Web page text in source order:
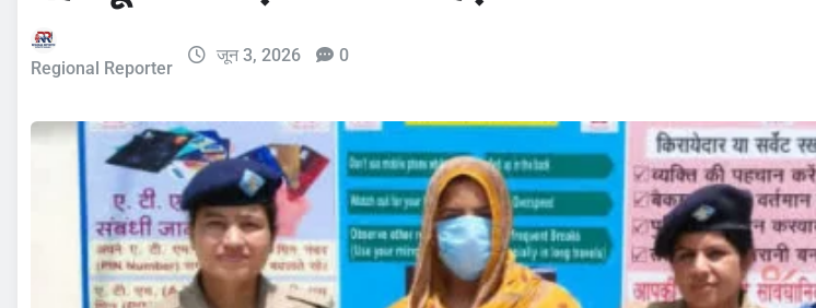
Regional Reporter
जून 3, 2026 0